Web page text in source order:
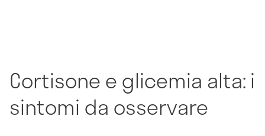
Cortisone e glicemia alta: i
sintomi da osservare